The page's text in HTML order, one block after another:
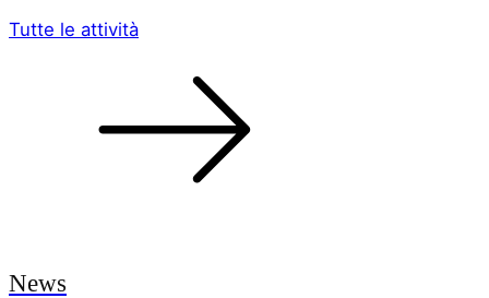
Tutte le attività
News